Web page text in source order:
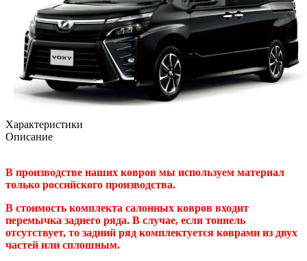
Характеристики
Описание
В производстве наших ковров мы используем материал
только российского производства.
В стоимость комплекта салонных ковров входит
перемычка заднего ряда. В случае, если тоннель
отсутствует, то задний ряд комплектуется коврами из двух
частей или сплошным.